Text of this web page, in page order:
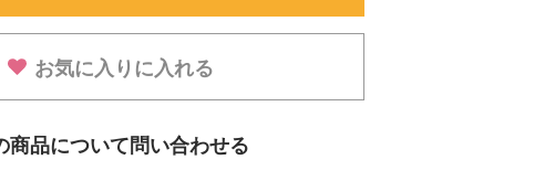
お気に入りに入れる
商品について問い合わせる